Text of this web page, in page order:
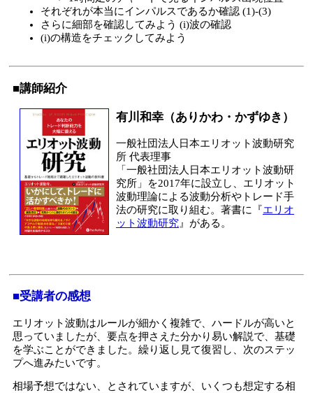
それぞれが本当にインパルスであるか確認 (1)-(3)
さらに細部を確認してみよう (i)波の確認
(i)の構造をチェックしてみよう
■講師紹介
有川和幸（ありかわ・かずゆき）
一般社団法人日本エリオット波動研究
所 代表理事
「一般社団法人日本エリオット波動研
究所」を2017年に設立し、エリオット
波動理論による波動分析やトレード手
法の研究に取り組む。著書に『エリオ
ット波動研究』がある。
■受講者の感想
エリオット波動はルールが細かく複雑で、ハードルが高いと
思っていましたが、要点を押さえた分かり易い解説で、基礎
を学ぶことができました。繰り返し見て復習し、次のステッ
プへ進みたいです。
相場予想ではない、とされていますが、いくつも想定する相